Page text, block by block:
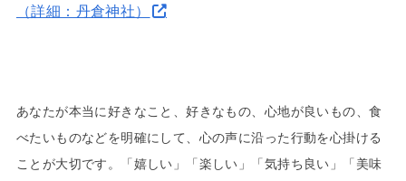
（詳細：丹倉神社）
あなたが本当に好きなこと、好きなもの、心地が良いもの、食
べたいものなどを明確にして、心の声に沿った行動を心掛ける
ことが大切です。「嬉しい」「楽しい」「気持ち良い」「美味